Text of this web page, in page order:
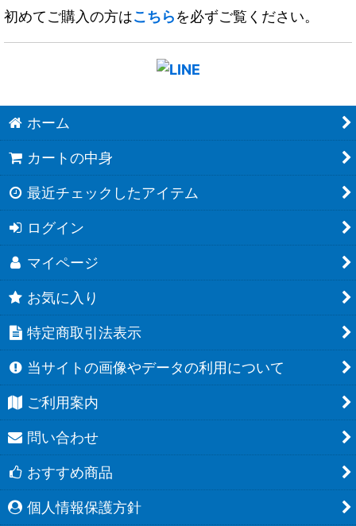
初めてご購入の方はこちらを必ずご覧ください。
ホーム
カートの中身
最近チェックしたアイテム
ログイン
マイページ
お気に入り
特定商取引法表示
当サイトの画像やデータの利用について
ご利用案内
問い合わせ
おすすめ商品
個人情報保護方針